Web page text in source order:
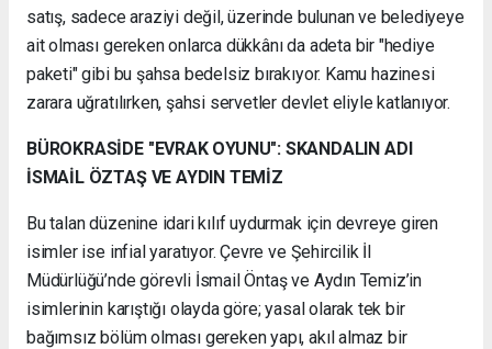
satış, sadece araziyi değil, üzerinde bulunan ve belediyeye
ait olması gereken onlarca dükkânı da adeta bir "hediye
paketi" gibi bu şahsa bedelsiz bırakıyor. Kamu hazinesi
zarara uğratılırken, şahsi servetler devlet eliyle katlanıyor.
BÜROKRASİDE "EVRAK OYUNU": SKANDALIN ADI
İSMAİL ÖZTAŞ VE AYDIN TEMİZ
Bu talan düzenine idari kılıf uydurmak için devreye giren
isimler ise infial yaratıyor. Çevre ve Şehircilik İl
Müdürlüğü’nde görevli İsmail Öntaş ve Aydın Temiz’in
isimlerinin karıştığı olayda göre; yasal olarak tek bir
bağımsız bölüm olması gereken yapı, akıl almaz bir